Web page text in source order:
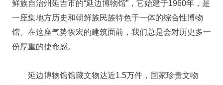
鲜族自治州延吉市的“延边博物馆”，它始建于1960年，是
一座集地方历史和朝鲜族民族特色于一体的综合性博物
馆。在这座气势恢宏的建筑面前，我们总是会对历史多一
份厚重的使命感。
延边博物馆馆藏文物达近1.5万件，国家珍贵文物